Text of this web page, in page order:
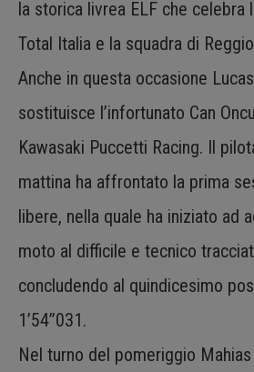
la storica livrea ELF che celebra
Total Italia e la squadra di
Anche in questa occasione
sostituisce l’infortunato Can
Kawasaki Puccetti Racing. Il
mattina ha affrontato la prima
libere, nella quale ha iniziato ad
moto al difficile e tecnico
concludendo al quindicesimo
1’54”031.
Nel turno del pomeriggio